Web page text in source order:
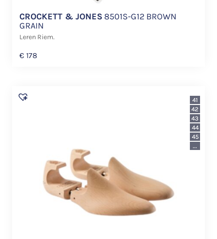
CROCKETT & JONES 8501S-G12 BROWN
GRAIN
Leren Riem.
€ 178
41
42
43
44
45
...